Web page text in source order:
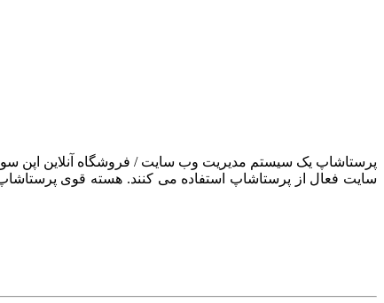
سایت فعال از پرستاشاپ استفاده می کنند. هسته قوی